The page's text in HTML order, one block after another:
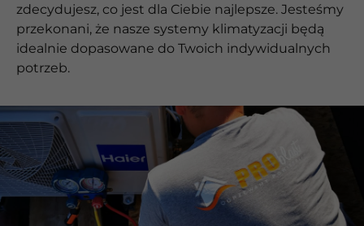
zdecydujesz, co jest dla Ciebie najlepsze. Jesteśmy
przekonani, że nasze systemy klimatyzacji będą
idealnie dopasowane do Twoich indywidualnych
potrzeb.